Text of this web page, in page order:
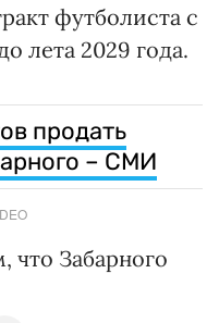
футболиста с
лета 2029 года.
продать
– СМИ
что Забарного